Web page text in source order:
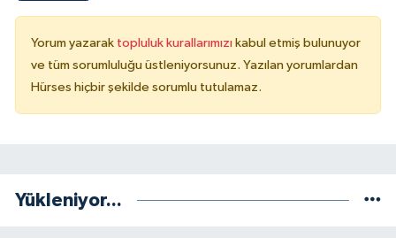
Yorum yazarak topluluk kurallarımızı kabul etmiş bulunuyor
ve tüm sorumluluğu üstleniyorsunuz. Yazılan yorumlardan
Hürses hiçbir şekilde sorumlu tutulamaz.
Yükleniyor...